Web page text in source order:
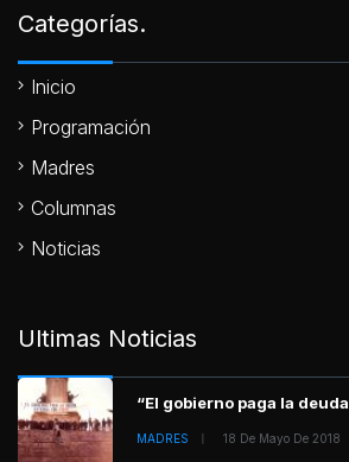
Categorías.
Inicio
Programación
Madres
Columnas
Noticias
Ultimas Noticias
“El gobierno paga la deuda
MADRES 18 De Mayo De 2018